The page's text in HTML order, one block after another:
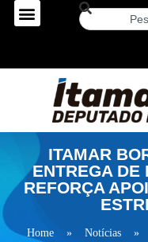
ITAMAR
ENTREGA DE
REFORÇA
Home » Notícias »